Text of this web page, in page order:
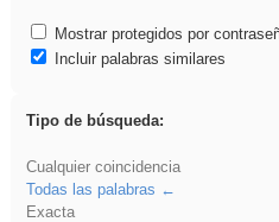
Mostrar protegidos por
Incluir palabras similares
Tipo de búsqueda:
Cualquier coincidencia
Todas las palabras
Exacta